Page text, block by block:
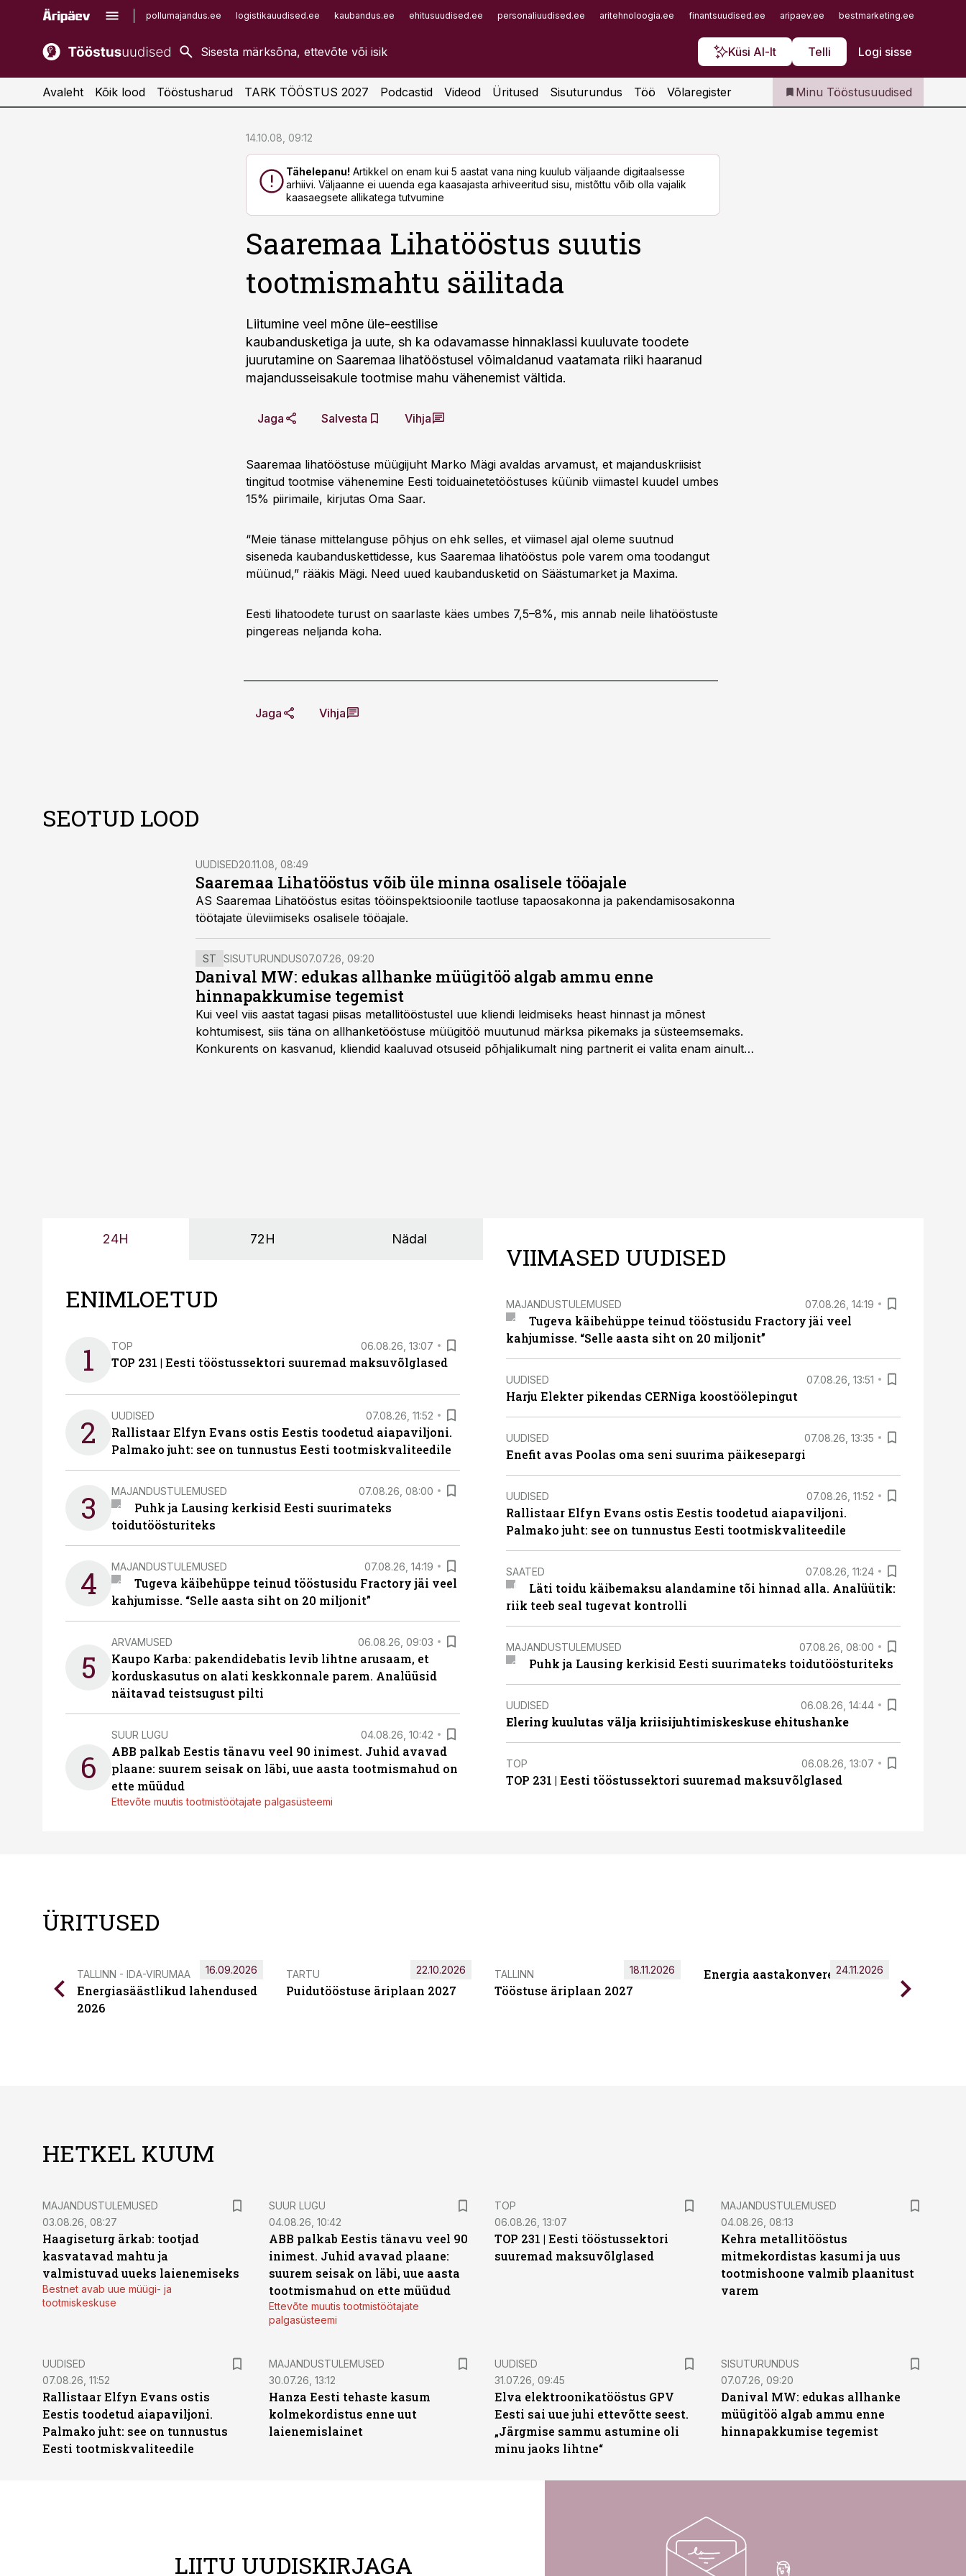
pollumajandus.ee logistikauudised.ee kaubandus.ee ehitusuudised.ee personaliuudised.ee aritehnoloogia.ee finantsuudised.ee aripaev.ee bestmarketing.ee
Küsi AI-lt Telli Logi sisse
kaubandus.ee
kinnisvarauudised.ee
imelineajalugu.ee
Infopank
Iseteenindus
Telli Tööstusuudised
Avaleht Kõik lood Tööstusharud TARK TÖÖSTUS 2027 Podcastid Videod Üritused Sisuturundus Töö Võlaregister Minu Tööstusuudised
14.10.08, 09:12
Tähelepanu! Artikkel on enam kui 5 aastat vana ning kuulub väljaande digitaalsesse
arhiivi. Väljaanne ei uuenda ega kaasajasta arhiveeritud sisu, mistõttu võib olla vajalik
kaasaegsete allikatega tutvumine
Saaremaa Lihatööstus suutis
tootmismahtu säilitada
Liitumine veel mõne üle-eestilise
kaubandusketiga ja uute, sh ka odavamasse hinnaklassi kuuluvate toodete
juurutamine on Saaremaa lihatööstusel võimaldanud vaatamata riiki haaranud
majandusseisakule tootmise mahu vähenemist vältida.
Jaga Salvesta Vihja
Saaremaa lihatööstuse müügijuht Marko Mägi avaldas arvamust, et majanduskriisist
tingitud tootmise vähenemine Eesti toiduainetetööstuses küünib viimastel kuudel umbes
15% piirimaile, kirjutas Oma Saar.
“Meie tänase mittelanguse põhjus on ehk selles, et viimasel ajal oleme suutnud
siseneda kaubanduskettidesse, kus Saaremaa lihatööstus pole varem oma toodangut
müünud,” rääkis Mägi. Need uued kaubandusketid on Säästumarket ja Maxima.
Eesti lihatoodete turust on saarlaste käes umbes 7,5–8%, mis annab neile lihatööstuste
pingereas neljanda koha.
Jaga Vihja
SEOTUD LOOD
UUDISED20.11.08, 08:49
Saaremaa Lihatööstus võib üle minna osalisele tööajale
AS Saaremaa Lihatööstus esitas tööinspektsioonile taotluse tapaosakonna ja pakendamisosakonna
töötajate üleviimiseks osalisele tööajale.
ST SISUTURUNDUS07.07.26, 09:20
Danival MW: edukas allhanke müügitöö algab ammu enne
hinnapakkumise tegemist
Kui veel viis aastat tagasi piisas metallitööstustel uue kliendi leidmiseks heast hinnast ja mõnest
kohtumisest, siis täna on allhanketööstuse müügitöö muutunud märksa pikemaks ja süsteemsemaks.
Konkurents on kasvanud, kliendid kaaluvad otsuseid põhjalikumalt ning partnerit ei valita enam ainult
24H 72H Nädal
ENIMLOETUD
1 TOP 06.08.26, 13:07
TOP 231 | Eesti tööstussektori suuremad maksuvõlglased
2 UUDISED 07.08.26, 11:52
Rallistaar Elfyn Evans ostis Eestis toodetud aiapaviljoni.
Palmako juht: see on tunnustus Eesti tootmiskvaliteedile
3 MAJANDUSTULEMUSED 07.08.26, 08:00
Puhk ja Lausing kerkisid Eesti suurimateks
toidutöösturiteks
4 MAJANDUSTULEMUSED 07.08.26, 14:19
Tugeva käibehüppe teinud tööstusidu Fractory jäi veel
kahjumisse. “Selle aasta siht on 20 miljonit”
5
ARVAMUSED 06.08.26, 09:03
Kaupo Karba: pakendidebatis levib lihtne arusaam, et
korduskasutus on alati keskkonnale parem. Analüüsid
näitavad teistsugust pilti
6
SUUR LUGU 04.08.26, 10:42
ABB palkab Eestis tänavu veel 90 inimest. Juhid avavad
plaane: suurem seisak on läbi, uue aasta tootmismahud on
ette müüdud
Ettevõte muutis tootmistöötajate palgasüsteemi
VIIMASED UUDISED
MAJANDUSTULEMUSED 07.08.26, 14:19
Tugeva käibehüppe teinud tööstusidu Fractory jäi veel
kahjumisse. “Selle aasta siht on 20 miljonit”
UUDISED 07.08.26, 13:51
Harju Elekter pikendas CERNiga koostöölepingut
UUDISED 07.08.26, 13:35
Enefit avas Poolas oma seni suurima päikesepargi
UUDISED 07.08.26, 11:52
Rallistaar Elfyn Evans ostis Eestis toodetud aiapaviljoni.
Palmako juht: see on tunnustus Eesti tootmiskvaliteedile
SAATED 07.08.26, 11:24
Läti toidu käibemaksu alandamine tõi hinnad alla. Analüütik:
riik teeb seal tugevat kontrolli
MAJANDUSTULEMUSED 07.08.26, 08:00
Puhk ja Lausing kerkisid Eesti suurimateks toidutöösturiteks
UUDISED 06.08.26, 14:44
Elering kuulutas välja kriisijuhtimiskeskuse ehitushanke
TOP 06.08.26, 13:07
TOP 231 | Eesti tööstussektori suuremad maksuvõlglased
ÜRITUSED
TALLINN - IDA-VIRUMAA
Energiasäästlikud lahendused
2026
16.09.2026 TARTU
Puidutööstuse äriplaan 2027
22.10.2026 TALLINN
Tööstuse äriplaan 2027
18.11.2026 Energia aastakonverents 2026
24.11.2026
HETKEL KUUM
MAJANDUSTULEMUSED
03.08.26, 08:27
Haagiseturg ärkab: tootjad
kasvatavad mahtu ja
valmistuvad uueks laienemiseks
Bestnet avab uue müügi- ja
tootmiskeskuse
SUUR LUGU
04.08.26, 10:42
ABB palkab Eestis tänavu veel 90
inimest. Juhid avavad plaane:
suurem seisak on läbi, uue aasta
tootmismahud on ette müüdud
Ettevõte muutis tootmistöötajate
palgasüsteemi
TOP
06.08.26, 13:07
TOP 231 | Eesti tööstussektori
suuremad maksuvõlglased
MAJANDUSTULEMUSED
04.08.26, 08:13
Kehra metallitööstus
mitmekordistas kasumi ja uus
tootmishoone valmib plaanitust
varem
UUDISED
07.08.26, 11:52
Rallistaar Elfyn Evans ostis
Eestis toodetud aiapaviljoni.
Palmako juht: see on tunnustus
Eesti tootmiskvaliteedile
MAJANDUSTULEMUSED
30.07.26, 13:12
Hanza Eesti tehaste kasum
kolmekordistus enne uut
laienemislainet
UUDISED
31.07.26, 09:45
Elva elektroonikatööstus GPV
Eesti sai uue juhi ettevõtte seest.
„Järgmise sammu astumine oli
minu jaoks lihtne“
ST
SISUTURUNDUS
07.07.26, 09:20
Danival MW: edukas allhanke
müügitöö algab ammu enne
hinnapakkumise tegemist
LIITU UUDISKIRJAGA